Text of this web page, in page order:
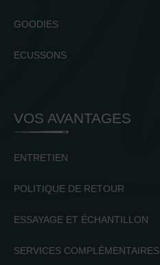
GOODIES
ECUSSONS
VOS AVANTAGES
ENTRETIEN
POLITIQUE DE RETOUR
ESSAYAGE ET ÉCHANTILLON
SERVICES COMPLÉMENTAIRES